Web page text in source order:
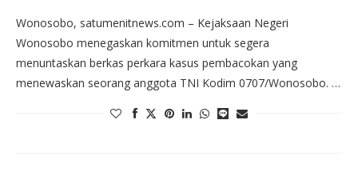
Wonosobo, satumenitnews.com – Kejaksaan Negeri
Wonosobo menegaskan komitmen untuk segera
menuntaskan berkas perkara kasus pembacokan yang
menewaskan seorang anggota TNI Kodim 0707/Wonosobo. …